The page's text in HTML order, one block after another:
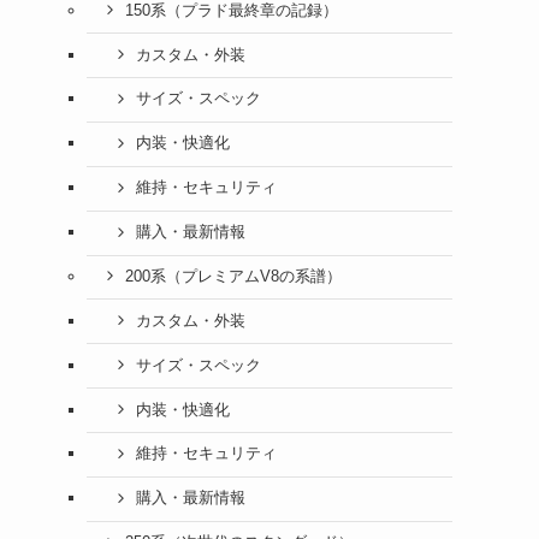
150系（プラド最終章の記録）
カスタム・外装
サイズ・スペック
内装・快適化
維持・セキュリティ
購入・最新情報
200系（プレミアムV8の系譜）
カスタム・外装
サイズ・スペック
内装・快適化
維持・セキュリティ
購入・最新情報